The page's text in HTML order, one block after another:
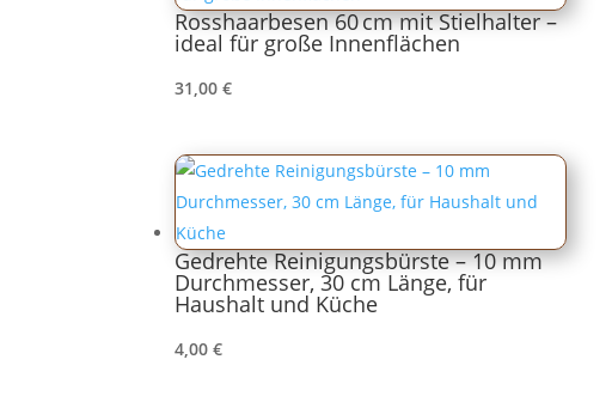
Rosshaarbesen 60 cm mit Stielhalter –
ideal für große Innenflächen
31,00 €
Gedrehte Reinigungsbürste – 10 mm
Durchmesser, 30 cm Länge, für
Haushalt und Küche
4,00 €